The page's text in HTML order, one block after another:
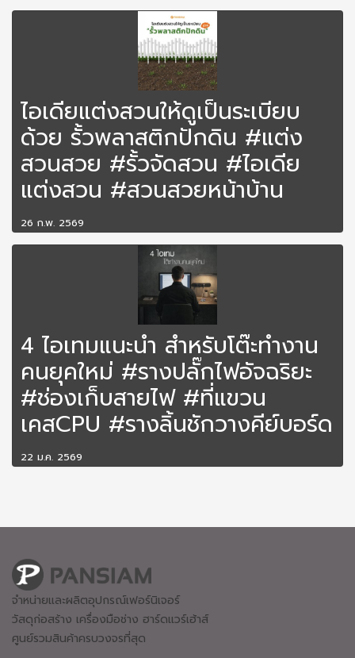
ไอเดียแต่งสวนให้ดูเป็นระเบียบ
ด้วย รั้วพลาสติกปักดิน #แต่ง
สวนสวย #รั้วจัดสวน #ไอเดีย
แต่งสวน #สวนสวยหน้าบ้าน
26 ก.พ. 2569
4 ไอเทมแนะนำ สำหรับโต๊ะทำงาน
คนยุคใหม่ #รางปลั๊กไฟอัจฉริยะ
#ช่องเก็บสายไฟ #ที่แขวน
เคสCPU #รางลิ้นชักวางคีย์บอร์ด
22 ม.ค. 2569
จำหน่ายและผลิตอุปกรณ์เฟอร์นิเจอร์
วัสดุก่อสร้าง เครื่องมือช่าง ฮาร์ดแวร์เฮ้าส์
ศูนย์รวมสินค้าครบวงจรที่สุด